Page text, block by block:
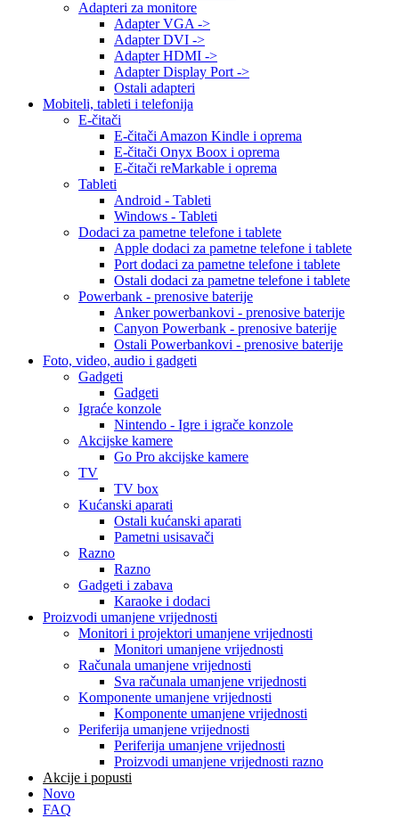
Adapteri za monitore
Adapter VGA ->
Adapter DVI ->
Adapter HDMI ->
Adapter Display Port ->
Ostali adapteri
Mobiteli, tableti i telefonija
E-čitači
E-čitači Amazon Kindle i oprema
E-čitači Onyx Boox i oprema
E-čitači reMarkable i oprema
Tableti
Android - Tableti
Windows - Tableti
Dodaci za pametne telefone i tablete
Apple dodaci za pametne telefone i tablete
Port dodaci za pametne telefone i tablete
Ostali dodaci za pametne telefone i tablete
Powerbank - prenosive baterije
Anker powerbankovi - prenosive baterije
Canyon Powerbank - prenosive baterije
Ostali Powerbankovi - prenosive baterije
Foto, video, audio i gadgeti
Gadgeti
Gadgeti
Igraće konzole
Nintendo - Igre i igrače konzole
Akcijske kamere
Go Pro akcijske kamere
TV
TV box
Kućanski aparati
Ostali kućanski aparati
Pametni usisavači
Razno
Razno
Gadgeti i zabava
Karaoke i dodaci
Proizvodi umanjene vrijednosti
Monitori i projektori umanjene vrijednosti
Monitori umanjene vrijednosti
Računala umanjene vrijednosti
Sva računala umanjene vrijednosti
Komponente umanjene vrijednosti
Komponente umanjene vrijednosti
Periferija umanjene vrijednosti
Periferija umanjene vrijednosti
Proizvodi umanjene vrijednosti razno
Akcije i popusti
Novo
FAQ